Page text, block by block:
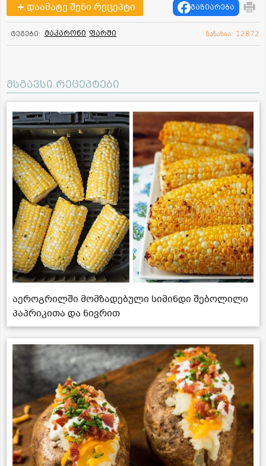
დაამატე შენი რეცეპტი გაზიარება
ტეგები: მაკარონი ფარში ნანახია: 12872
მსგავსი რეცეპტები
აეროგრილში მომზადებული სიმინდი შებოლილი
პაპრიკითა და ნივრით